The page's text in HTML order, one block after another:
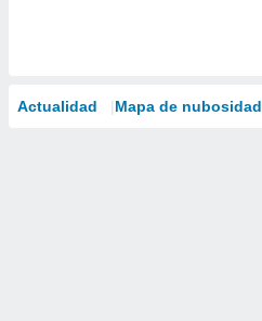
Actualidad Mapa de nubosidad